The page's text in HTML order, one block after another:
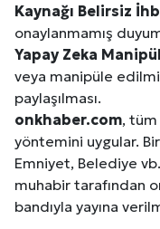
Kaynağı Belirsiz
onaylanmamış
Yapay Zeka
veya manipüle
paylaşılması.
onkhaber.com,
yöntemini uygular.
Emniyet, Belediye
muhabir tarafından
bandıyla yayına